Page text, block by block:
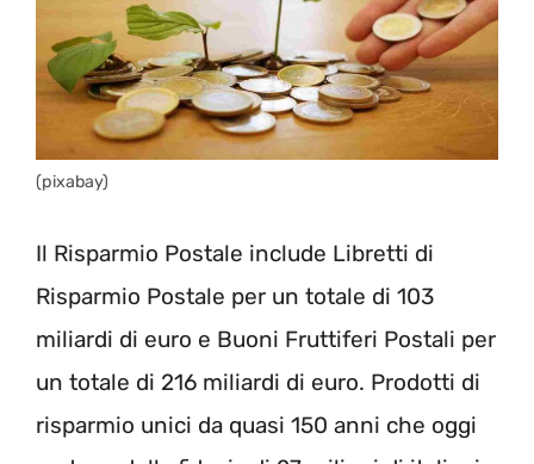
(pixabay)
Il Risparmio Postale include Libretti di
Risparmio Postale per un totale di 103
miliardi di euro e Buoni Fruttiferi Postali per
un totale di 216 miliardi di euro. Prodotti di
risparmio unici da quasi 150 anni che oggi